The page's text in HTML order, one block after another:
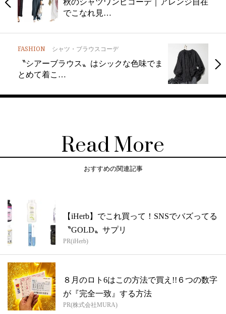
秋のシャツワンピコーデ｜アレンジ自在
でこなれ見…
FASHION シャツ・ブラウスコーデ
〝シアーブラウス〟はシックな色味でま
とめて着こ…
Read More
おすすめの関連記事
【iHerb】でこれ買って！SNSでバズってる
〝GOLD〟サプリ
PR(iHerb)
８月のロト6はこの方法で買え!!６つの数字
が『完全一致』する方法
PR(株式会社MURA)